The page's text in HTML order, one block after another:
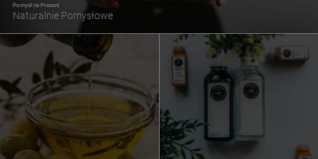
Pomysł na Prezent
Naturalnie Pomysłowe